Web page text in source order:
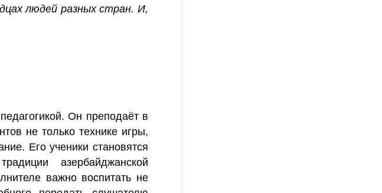
людей разных стран. И,
Он преподаёт в
не только технике игры,
Его ученики становятся
азербайджанской
важно воспитать не